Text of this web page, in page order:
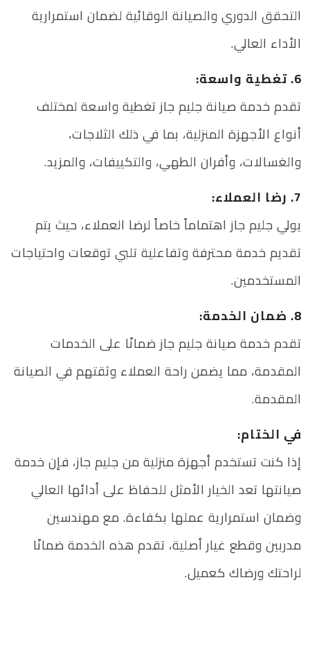
التحقق الدوري والصيانة الوقائية لضمان استمرارية
الأداء العالي.
6. تغطية واسعة:
تقدم خدمة صيانة جليم جاز تغطية واسعة لمختلف
أنواع الأجهزة المنزلية، بما في ذلك الثلاجات،
والغسالات، وأفران الطهي، والتكييفات، والمزيد.
7. رضا العملاء:
يولي جليم جاز اهتماماً خاصاً لرضا العملاء، حيث يتم
تقديم خدمة محترفة وتفاعلية تلبي توقعات واحتياجات
المستخدمين.
8. ضمان الخدمة:
تقدم خدمة صيانة جليم جاز ضمانًا على الخدمات
المقدمة، مما يضمن راحة العملاء وثقتهم في الصيانة
المقدمة.
في الختام:
إذا كنت تستخدم أجهزة منزلية من جليم جاز، فإن خدمة
صيانتها تعد الخيار الأمثل للحفاظ على أدائها العالي
وضمان استمرارية عملها بكفاءة. مع مهندسين
مدربين وقطع غيار أصلية، تقدم هذه الخدمة ضمانًا
لراحتك ورضاك كعميل.